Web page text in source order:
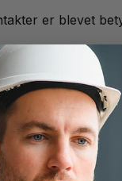
er blevet
pris